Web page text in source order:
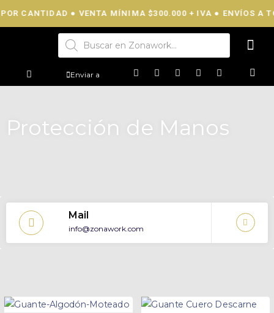
CANTIDAD ● VENTA MÍNIMA $300.000 + IVA ● ENVÍOS A
Enviar a
Protección de Manos
Mail
info@zonawork.com